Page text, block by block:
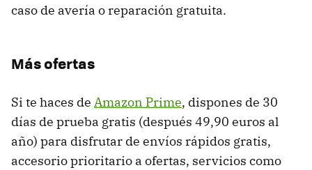
caso de avería o reparación gratuita.
Más ofertas
Si te haces de Amazon Prime, dispones de 30
días de prueba gratis (después 49,90 euros al
año) para disfrutar de envíos rápidos gratis,
accesorio prioritario a ofertas, servicios como